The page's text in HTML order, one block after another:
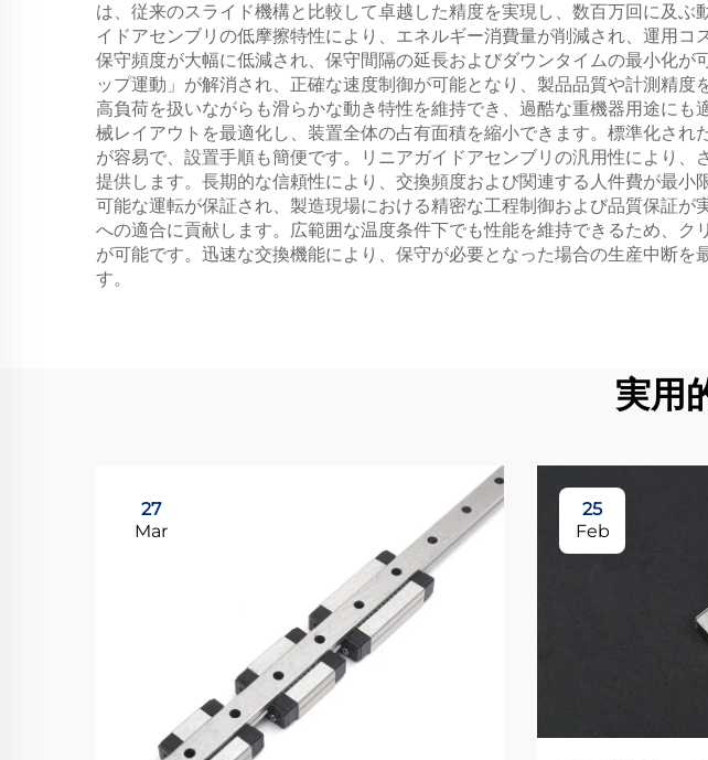
は、従来のスライド機構と比較して卓越した精度を実現し、数百万回に及
イドアセンブリの低摩擦特性により、エネルギー消費量が削減され、運用
保守頻度が大幅に低減され、保守間隔の延長およびダウンタイムの最小化
ップ運動」が解消され、正確な速度制御が可能となり、製品品質や計測精
高負荷を扱いながらも滑らかな動き特性を維持でき、過酷な重機器用途に
械レイアウトを最適化し、装置全体の占有面積を縮小できます。標準化さ
が容易で、設置手順も簡便です。リニアガイドアセンブリの汎用性により
提供します。長期的な信頼性により、交換頻度および関連する人件費が最
可能な運転が保証され、製造現場における精密な工程制御および品質保証
への適合に貢献します。広範囲な温度条件下でも性能を維持できるため、
が可能です。迅速な交換機能により、保守が必要となった場合の生産中断
す。
実用
27
Mar
25
Feb